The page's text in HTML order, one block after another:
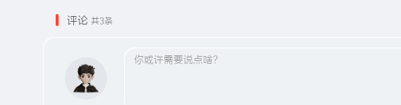
评论 共3条